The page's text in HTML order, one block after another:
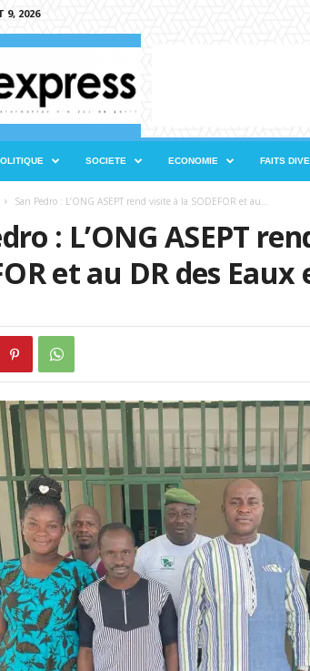
9, 2026
SOCIETE ECONOMIE FAITS
San Pedro : L’ONG ASEPT rend visite à la SODEFOR et au...
: L’ONG ASEPT
et au DR des